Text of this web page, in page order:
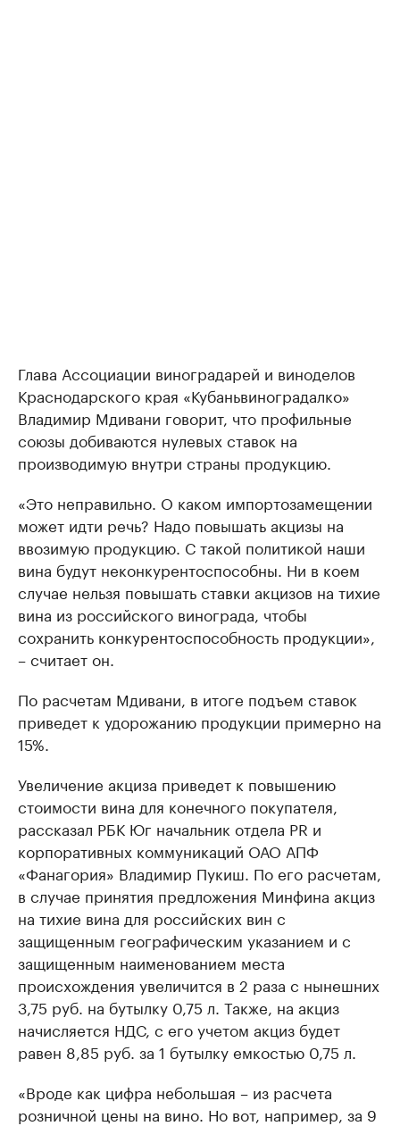
Глава Ассоциации виноградарей и виноделов
Краснодарского края «Кубаньвиноградалко»
Владимир Мдивани говорит, что профильные
союзы добиваются нулевых ставок на
производимую внутри страны продукцию.
«Это неправильно. О каком импортозамещении
может идти речь? Надо повышать акцизы на
ввозимую продукцию. С такой политикой наши
вина будут неконкурентоспособны. Ни в коем
случае нельзя повышать ставки акцизов на тихие
вина из российского винограда, чтобы
сохранить конкурентоспособность продукции»,
– считает он.
По расчетам Мдивани, в итоге подъем ставок
приведет к удорожанию продукции примерно на
15%.
Увеличение акциза приведет к повышению
стоимости вина для конечного покупателя,
рассказал РБК Юг начальник отдела PR и
корпоративных коммуникаций ОАО АПФ
«Фанагория» Владимир Пукиш. По его расчетам,
в случае принятия предложения Минфина акциз
на тихие вина для российских вин с
защищенным географическим указанием и с
защищенным наименованием места
происхождения увеличится в 2 раза с нынешних
3,75 руб. на бутылку 0,75 л. Также, на акциз
начисляется НДС, с его учетом акциз будет
равен 8,85 руб. за 1 бутылку емкостью 0,75 л.
«Вроде как цифра небольшая – из расчета
розничной цены на вино. Но вот, например, за 9